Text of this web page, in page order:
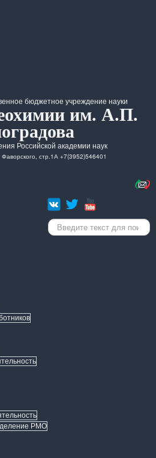
бюджетное учреждение науки
им. А.П.
Российской академии наук
Фаворского, стр.1А +7(3952)546401
Искать...
РМО